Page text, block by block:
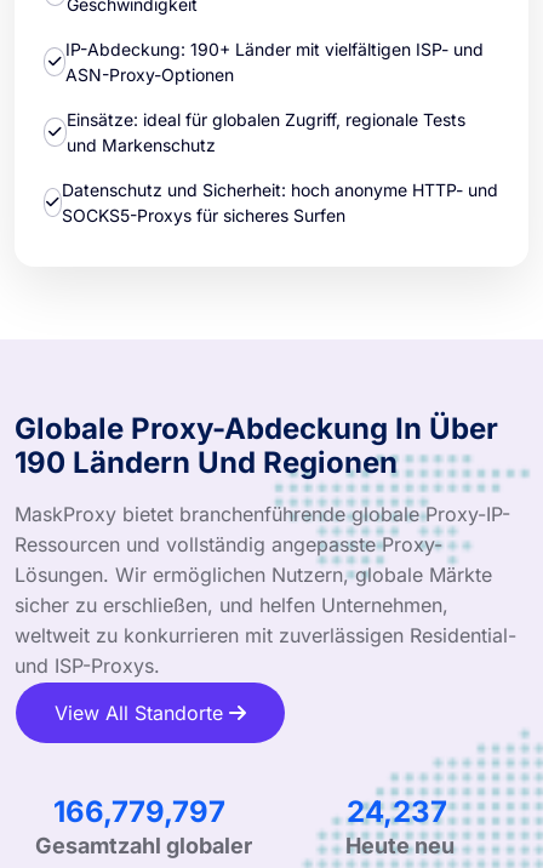
IP-Abdeckung: 190+ Länder mit vielfältigen ISP- und
ASN-Proxy-Optionen
Einsätze: ideal für globalen Zugriff, regionale Tests
und Markenschutz
Datenschutz und Sicherheit: hoch anonyme HTTP- und
SOCKS5-Proxys für sicheres Surfen
Globale Proxy-Abdeckung In Über
190 Ländern Und Regionen
MaskProxy bietet branchenführende globale Proxy-IP-
Ressourcen und vollständig angepasste Proxy-
Lösungen. Wir ermöglichen Nutzern, globale Märkte
sicher zu erschließen, und helfen Unternehmen,
weltweit zu konkurrieren mit zuverlässigen Residential-
und ISP-Proxys.
View All Standorte
266,031,051
Gesamtzahl globaler
38,661
Heute neu